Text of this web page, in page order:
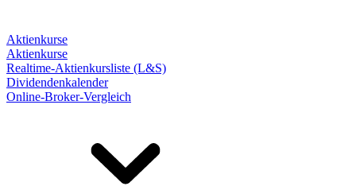
Aktienkurse
Aktienkurse
Realtime-Aktienkursliste (L&S)
Dividendenkalender
Online-Broker-Vergleich